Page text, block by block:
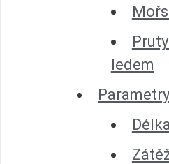
ledem
Délka